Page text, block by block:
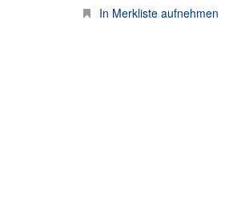
In Merkliste aufnehmen